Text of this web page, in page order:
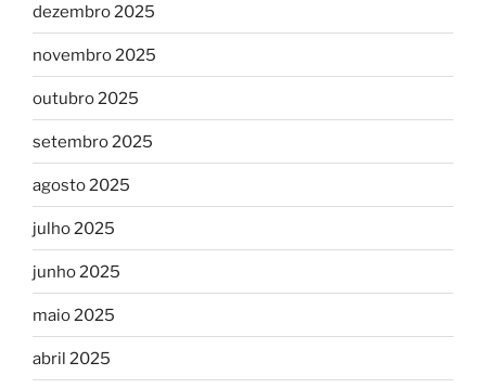
dezembro 2025
novembro 2025
outubro 2025
setembro 2025
agosto 2025
julho 2025
junho 2025
maio 2025
abril 2025